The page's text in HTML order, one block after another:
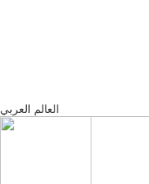
العالم العربي